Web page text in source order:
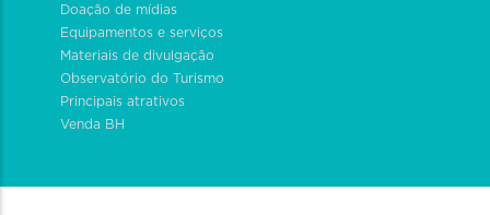
Doação de mídias
Equipamentos e serviços
Materiais de divulgação
Observatório do Turismo
Principais atrativos
Venda BH